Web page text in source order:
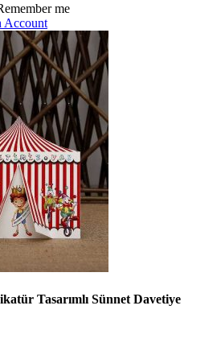
me
Account
Tasarımlı Sünnet Davetiye